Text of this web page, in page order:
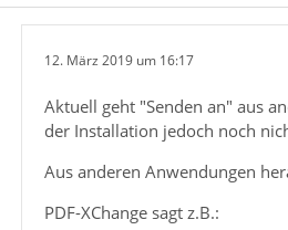
12. März 2019 um 16:17
Aktuell geht "Senden an" aus
der Installation jedoch noch
Aus anderen Anwendungen
PDF-XChange sagt z.B.: